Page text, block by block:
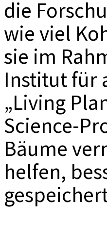
die
wie viel
sie im
Institut für
„Living
Science-
Bäume
helfen,